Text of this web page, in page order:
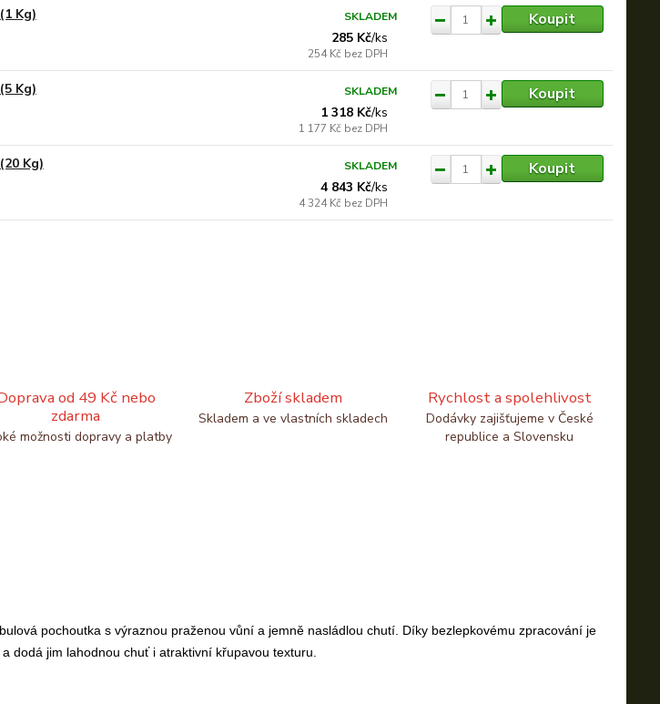
Kg)
285 Kč/ks
254 Kč bez DPH
SKLADEM Koupit
Kg)
1 318 Kč/ks
1 177 Kč bez DPH
SKLADEM Koupit
Kg)
4 843 Kč/ks
4 324 Kč bez DPH
SKLADEM Koupit
od 49 Kč nebo
zdarma
možnosti dopravy a platby
Zboží skladem
Skladem a ve vlastních skladech
Rychlost a spolehlivost
Dodávky zajišťujeme v České
republice a Slovensku
pochoutka s výraznou praženou vůní a jemně nasládlou chutí. Díky bezlepkovému zpracování je
dodá jim lahodnou chuť i atraktivní křupavou texturu.